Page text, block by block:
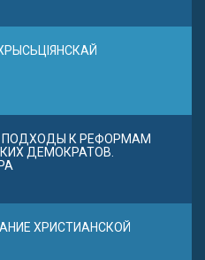
ПОДХОДЫ К РЕФОРМАМ
ДЕМОКРАТОВ.
ХРИСТИАНСКОЙ